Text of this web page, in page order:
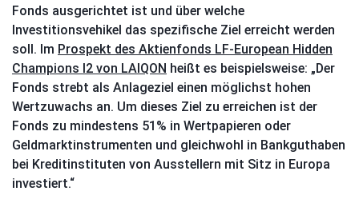
Fonds ausgerichtet ist und über welche
Investitionsvehikel das spezifische Ziel erreicht werden
soll. Im Prospekt des Aktienfonds LF-European Hidden
Champions I2 von LAIQON heißt es beispielsweise: „Der
Fonds strebt als Anlageziel einen möglichst hohen
Wertzuwachs an. Um dieses Ziel zu erreichen ist der
Fonds zu mindestens 51% in Wertpapieren oder
Geldmarktinstrumenten und gleichwohl in Bankguthaben
bei Kreditinstituten von Ausstellern mit Sitz in Europa
investiert.“